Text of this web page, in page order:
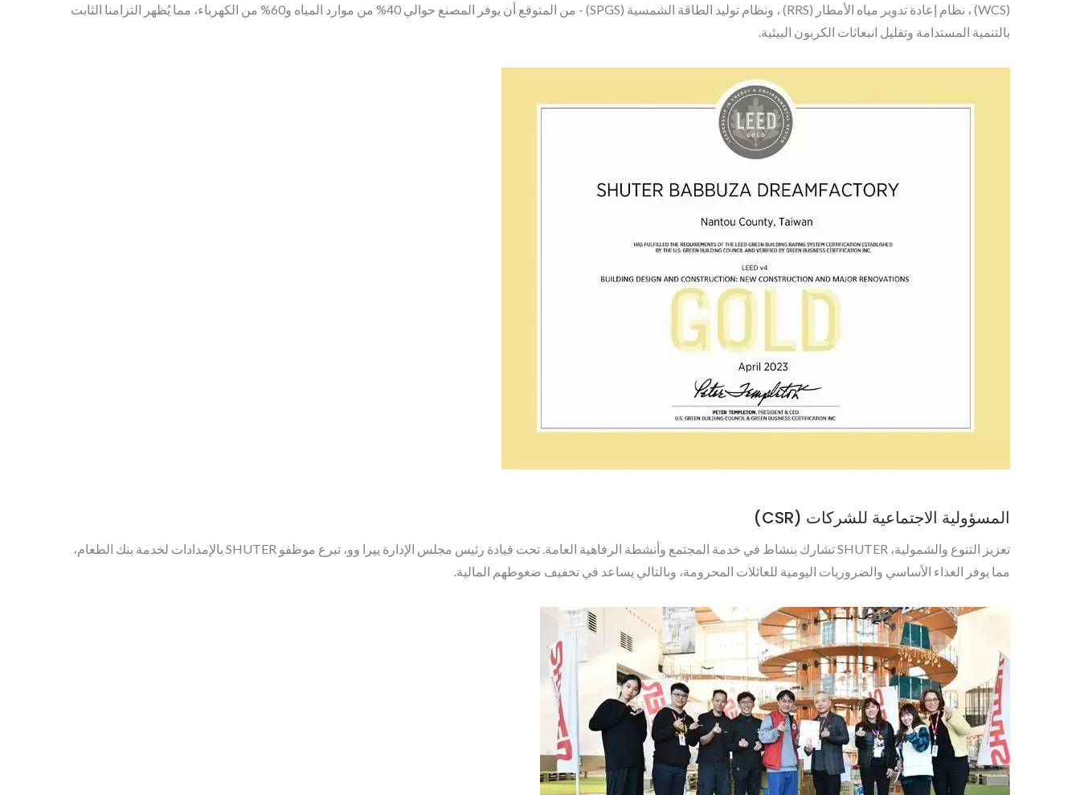
(WCS) ، نظام إعادة تدوير مياه الأمطار (RRS) ، ونظام توليد الطاقة الشمسية (SPGS) - من المتوقع أن يوفر المصنع حوالي 40% من موارد المياه و60% من الكهرباء، مما يُظهر التزامنا الثابت
بالتنمية المستدامة وتقليل انبعاثات الكربون البيئية.
المسؤولية الاجتماعية للشركات (CSR)
تعزيز التنوع والشمولية، SHUTER تشارك بنشاط في خدمة المجتمع وأنشطة الرفاهية العامة. تحت قيادة رئيس مجلس الإدارة ييرا وو، تبرع موظفو SHUTER بالإمدادات لخدمة بنك الطعام،
مما يوفر الغذاء الأساسي والضروريات اليومية للعائلات المحرومة، وبالتالي يساعد في تخفيف ضغوطهم المالية.